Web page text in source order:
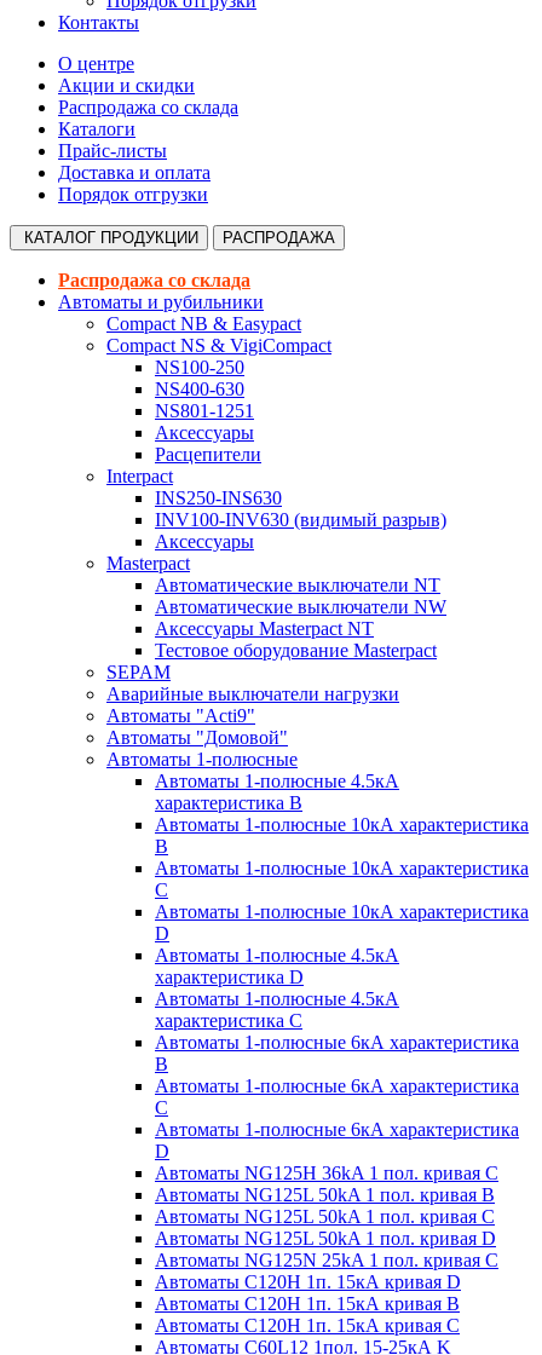
Контакты
О центре
Акции и скидки
Распродажа со склада
Каталоги
Прайс-листы
Доставка и оплата
Порядок отгрузки
КАТАЛОГ ПРОДУКЦИИ РАСПРОДАЖА
Распродажа со склада
Автоматы и рубильники
Compact NB & Easypact
Compact NS & VigiCompact
NS100-250
NS400-630
NS801-1251
Аксессуары
Расцепители
Interpact
INS250-INS630
INV100-INV630 (видимый разрыв)
Аксессуары
Masterpact
Автоматические выключатели NT
Автоматические выключатели NW
Аксессуары Masterpact NT
Тестовое оборудование Masterpact
SEPAM
Аварийные выключатели нагрузки
Автоматы "Acti9"
Автоматы "Домовой"
Автоматы 1-полюсные
Автоматы 1-полюсные 4.5кА
характеристика В
Автоматы 1-полюсные 10кА характеристика
B
Автоматы 1-полюсные 10кА характеристика
C
Автоматы 1-полюсные 10кА характеристика
D
Автоматы 1-полюсные 4.5кА
характеристика D
Автоматы 1-полюсные 4.5кА
характеристика С
Автоматы 1-полюсные 6кА характеристика
B
Автоматы 1-полюсные 6кА характеристика
C
Автоматы 1-полюсные 6кА характеристика
D
Автоматы NG125H 36kA 1 пол. кривая C
Автоматы NG125L 50kA 1 пол. кривая B
Автоматы NG125L 50kA 1 пол. кривая C
Автоматы NG125L 50kA 1 пол. кривая D
Автоматы NG125N 25kA 1 пол. кривая C
Автоматы С120H 1п. 15кА кривая D
Автоматы С120H 1п. 15кА кривая В
Автоматы С120H 1п. 15кА кривая С
Автоматы С60L12 1пол. 15-25кА K